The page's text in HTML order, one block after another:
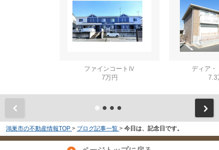
ファインコートⅣ
7万円
ディア・
7.3
鴻巣市の不動産情報TOP > ブログ記事一覧 > 今日は、記念日です。